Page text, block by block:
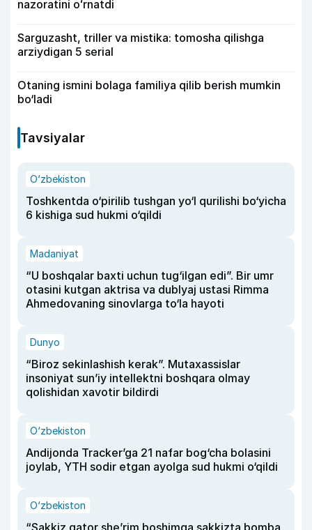
nazoratini oʻrnatdi
Sarguzasht, triller va mistika: tomosha qilishga
arziydigan 5 serial
Otaning ismini bolaga familiya qilib berish mumkin
bo‘ladi
Tavsiyalar
O‘zbekiston
Toshkentda o‘pirilib tushgan yo‘l qurilishi bo‘yicha
6 kishiga sud hukmi o‘qildi
Madaniyat
“U boshqalar baxti uchun tug‘ilgan edi”. Bir umr
otasini kutgan aktrisa va dublyaj ustasi Rimma
Ahmedovaning sinovlarga to‘la hayoti
Dunyo
“Biroz sekinlashish kerak”. Mutaxassislar
insoniyat sun’iy intellektni boshqara olmay
qolishidan xavotir bildirdi
O‘zbekiston
Andijonda Tracker’ga 21 nafar bog‘cha bolasini
joylab, YTH sodir etgan ayolga sud hukmi o‘qildi
O‘zbekiston
“Sakkiz qator she’rim boshimga sakkizta bomba